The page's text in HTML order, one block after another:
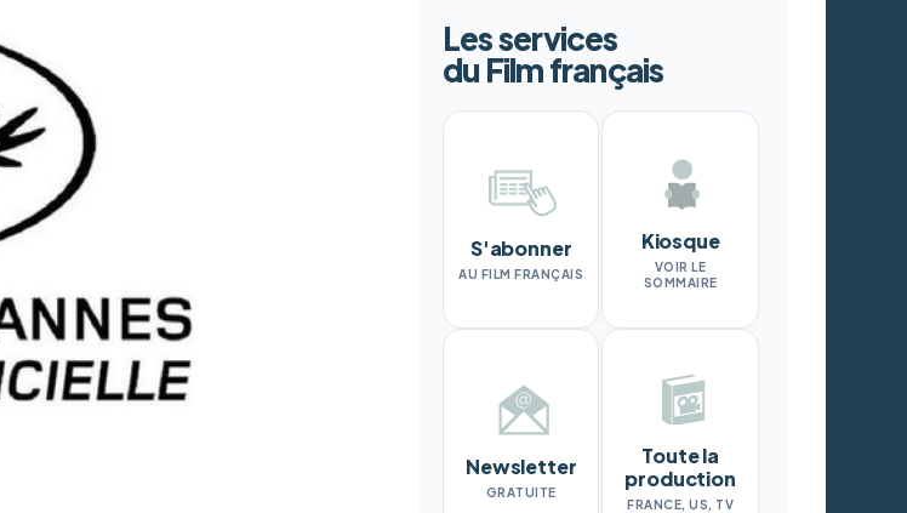
Les services
du Film français
S'abonner
AU FILM FRANÇAIS
Kiosque
VOIR LE
SOMMAIRE
Newsletter
GRATUITE
Toute la
production
FRANCE, US, TV